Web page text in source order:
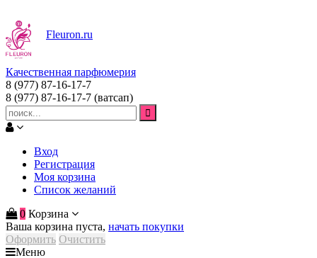
Fleuron.ru
Качественная парфюмерия
8 (977) 87-16-17-7
8 (977) 87-16-17-7 (ватсап)
Вход
Регистрация
Моя корзина
Список желаний
0 Корзина
Ваша корзина пуста, начать покупки
Оформить Очистить
Меню